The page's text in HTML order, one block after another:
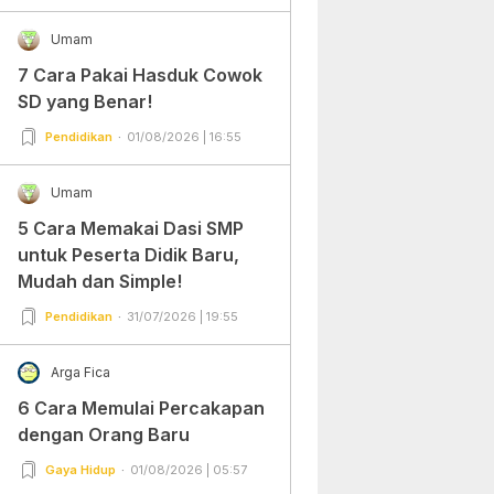
Umam
7 Cara Pakai Hasduk Cowok
SD yang Benar!
Pendidikan 01/08/2026 | 16:55
Umam
5 Cara Memakai Dasi SMP
untuk Peserta Didik Baru,
Mudah dan Simple!
Pendidikan 31/07/2026 | 19:55
Arga Fica
6 Cara Memulai Percakapan
dengan Orang Baru
Gaya Hidup 01/08/2026 | 05:57